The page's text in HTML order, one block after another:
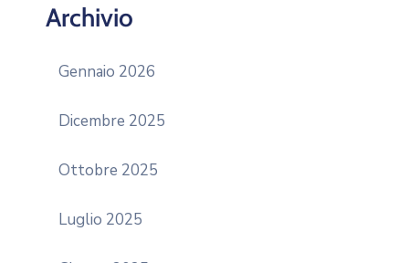
Archivio
Gennaio 2026
Dicembre 2025
Ottobre 2025
Luglio 2025